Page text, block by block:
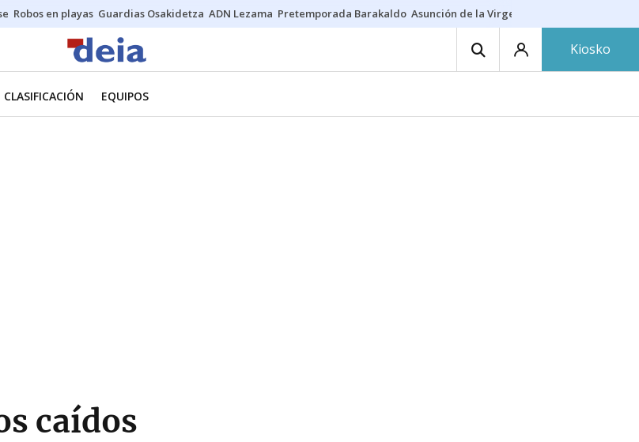
Robos en playas Guardias Osakidetza ADN Lezama Pretemporada Barakaldo Asunción de la Virgen
Kiosko
CLASIFICACIÓN EQUIPOS
caídos